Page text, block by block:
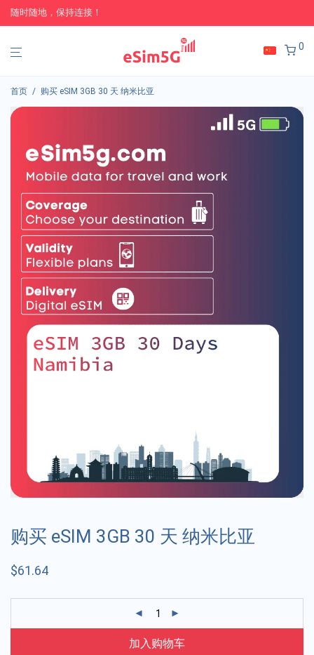
随时随地，保持连接！
0
首页 / 购买 eSIM 3GB 30 天 纳米比亚
购买 eSIM 3GB 30 天 纳米比亚
$61.64
加入购物车